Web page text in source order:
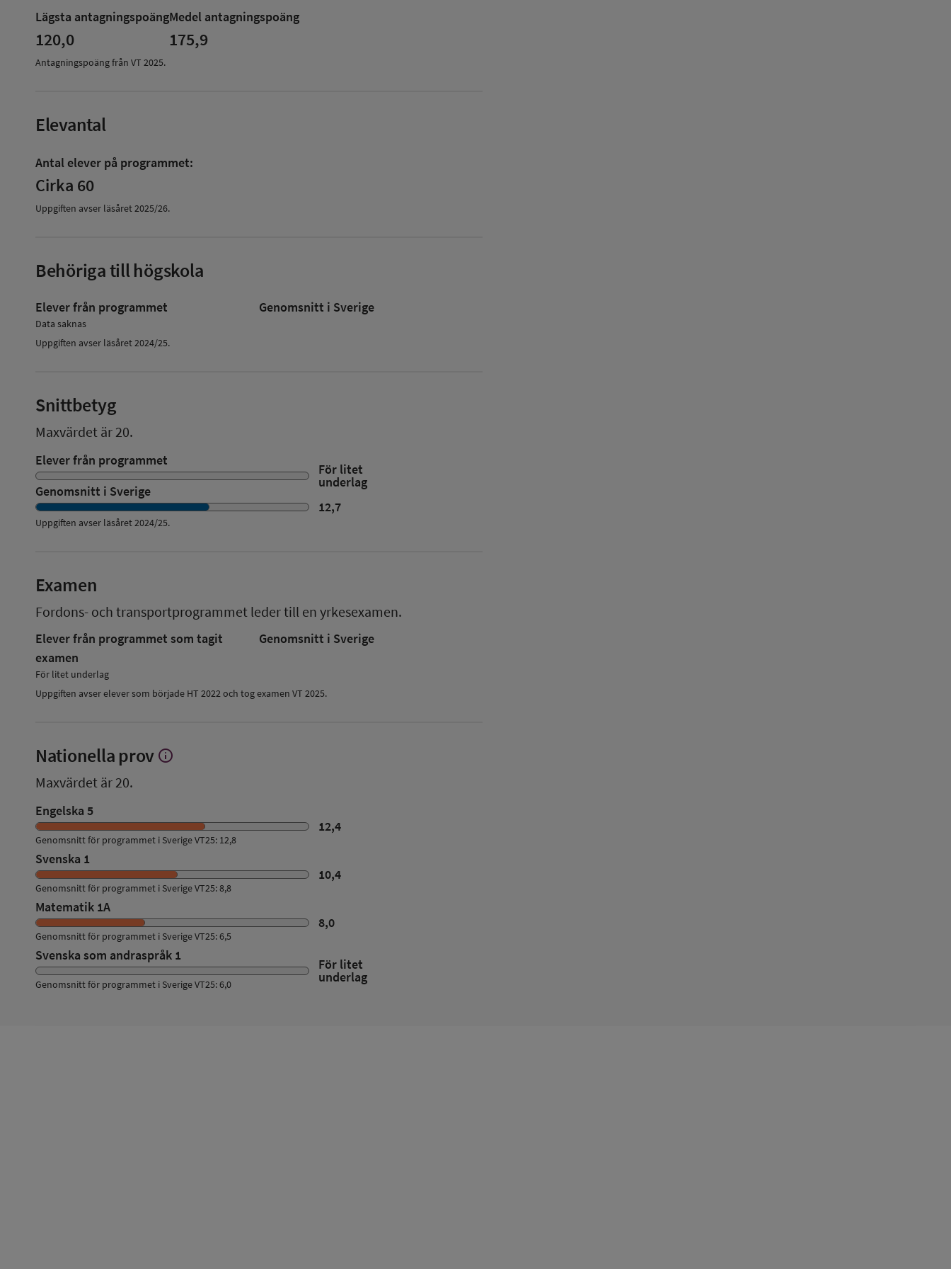
Antagningspoäng
Lägsta antagningspoäng
120,0
Medel antagningspoäng
175,9
Antagningspoäng från VT 2025.
Elevantal
Antal elever på programmet:
Cirka 60
Uppgiften avser läsåret2025/26.
Behöriga till högskola
Elever från programmet
Data saknas
Genomsnitt i Sverige
Uppgiften avser läsåret 2024/25.
Snittbetyg
Maxvärdet är 20.
Elever från programmet
För litet
underlag
Genomsnitt i Sverige
12,7
Uppgiften avser läsåret2024/25.
Examen
Fordons- och transportprogrammet leder till en yrkesexamen.
Elever från programmet som tagit
examen
För litet underlag
Genomsnitt i Sverige
Uppgiften avser elever som började HT 2022 och tog examen VT 2025.
Nationella prov Visa
info
Maxvärdet är 20.
Engelska 5
12,4
Genomsnitt för programmet i Sverige VT25: 12,8
Svenska 1
10,4
Genomsnitt för programmet i Sverige VT25: 8,8
Matematik 1A
8,0
Genomsnitt för programmet i Sverige VT25: 6,5
Svenska som andraspråk 1
För litet
underlag
Genomsnitt för programmet i Sverige VT25: 6,0